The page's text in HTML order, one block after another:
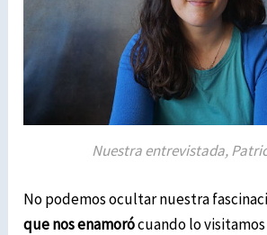
Nuestra entrevistada,
No podemos ocultar nuestra
que nos enamorócuando lo